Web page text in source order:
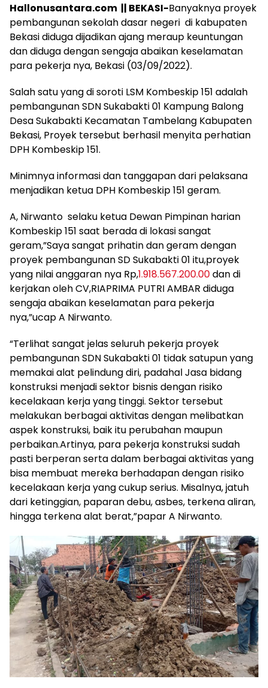
Hallonusantara.com || BEKASI-Banyaknya proyek
pembangunan sekolah dasar negeri di kabupaten
Bekasi diduga dijadikan ajang meraup keuntungan
dan diduga dengan sengaja abaikan keselamatan
para pekerja nya, Bekasi (03/09/2022).
Salah satu yang di soroti LSM Kombeskip 151 adalah
pembangunan SDN Sukabakti 01 Kampung Balong
Desa Sukabakti Kecamatan Tambelang Kabupaten
Bekasi, Proyek tersebut berhasil menyita perhatian
DPH Kombeskip 151.
Minimnya informasi dan tanggapan dari pelaksana
menjadikan ketua DPH Kombeskip 151 geram.
A, Nirwanto selaku ketua Dewan Pimpinan harian
Kombeskip 151 saat berada di lokasi sangat
geram,”Saya sangat prihatin dan geram dengan
proyek pembangunan SD Sukabakti 01 itu,proyek
yang nilai anggaran nya Rp,1.918.567.200.00dan di
kerjakan oleh CV,RIAPRIMA PUTRI AMBAR diduga
sengaja abaikan keselamatan para pekerja
nya,”ucap A Nirwanto.
“Terlihat sangat jelas seluruh pekerja proyek
pembangunan SDN Sukabakti 01 tidak satupun yang
memakai alat pelindung diri, padahal Jasa bidang
konstruksi menjadi sektor bisnis dengan risiko
kecelakaan kerja yang tinggi. Sektor tersebut
melakukan berbagai aktivitas dengan melibatkan
aspek konstruksi, baik itu perubahan maupun
perbaikan.Artinya, para pekerja konstruksi sudah
pasti berperan serta dalam berbagai aktivitas yang
bisa membuat mereka berhadapan dengan risiko
kecelakaan kerja yang cukup serius. Misalnya, jatuh
dari ketinggian, paparan debu, asbes, terkena aliran,
hingga terkena alat berat,”papar A Nirwanto.